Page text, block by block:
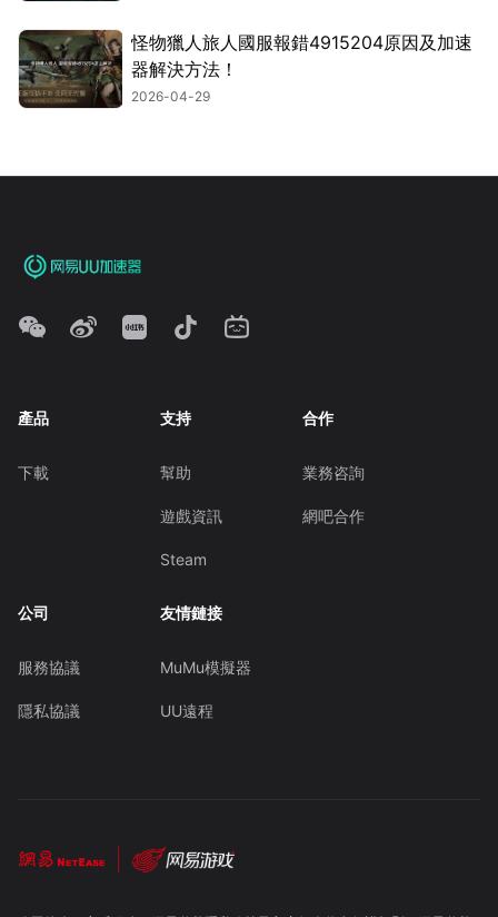
怪物獵人旅人國服報錯4915204原因及加速
器解決方法！
2026-04-29
產品
下載
支持
幫助
遊戲資訊
Steam
合作
業務咨詢
網吧合作
公司
服務協議
隱私協議
友情鏈接
MuMu模擬器
UU遠程